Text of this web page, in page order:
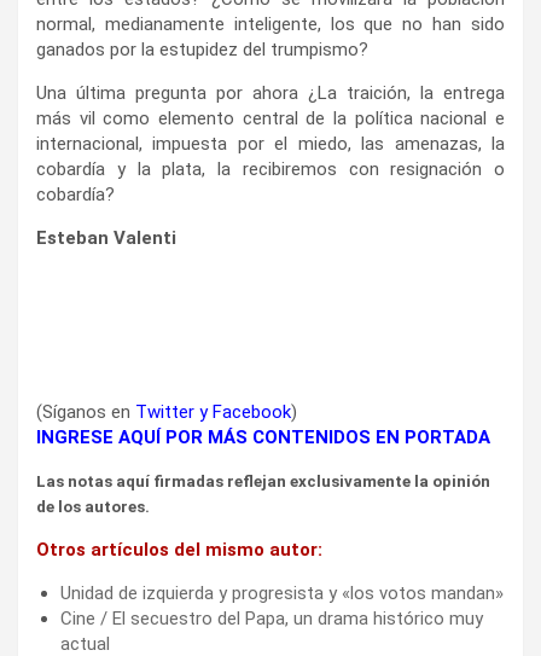
normal, medianamente inteligente, los que no han sido
ganados por la estupidez del trumpismo?
Una última pregunta por ahora ¿La traición, la entrega
más vil como elemento central de la política nacional e
internacional, impuesta por el miedo, las amenazas, la
cobardía y la plata, la recibiremos con resignación o
cobardía?
Esteban Valenti
(Síganos en Twitter yFacebook)
INGRESE AQUÍ POR MÁS CONTENIDOS EN PORTADA
Las notas aquí firmadas reflejan exclusivamente la opinión
de los autores.
Otros artículos del mismo autor:
Unidad de izquierda y progresista y «los votos mandan»
Cine / El secuestro del Papa, un drama histórico muy
actual